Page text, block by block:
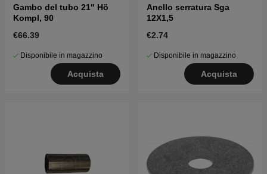
Gambo del tubo 21" Hö
Kompl, 90
€66.39
Disponibile in magazzino
Acquista
Anello serratura Sga
12X1,5
€2.74
Disponibile in magazzino
Acquista